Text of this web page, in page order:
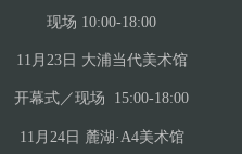
现场 10:00-18:00
11月23日 大浦当代美术馆
开幕式／现场 15:00-18:00
11月24日 麓湖·A4美术馆